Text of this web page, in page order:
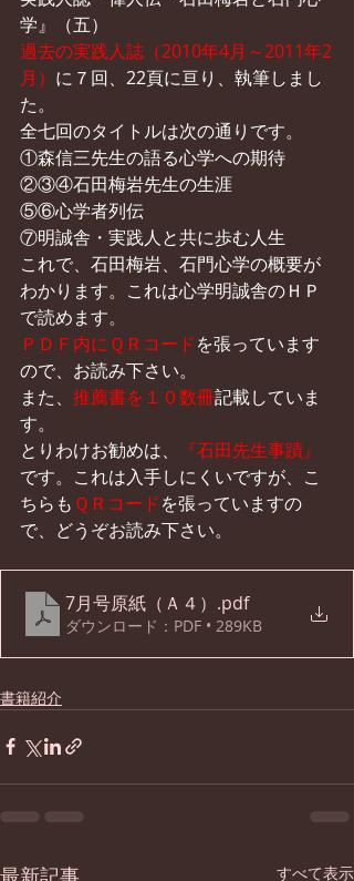
学』（五）
過去の実践人誌（2010年4月～2011年2
月） に７回、22頁に亘り、執筆しまし
た。
全七回のタイトルは次の通りです。
①森信三先生の語る心学への期待
②③④石田梅岩先生の生涯
⑤⑥心学者列伝
⑦明誠舎・実践人と共に歩む人生
これで、石田梅岩、石門心学の概要が
わかります。これは心学明誠舎のＨＰ
で読めます。
ＰＤＦ内にＱＲコードを張っています
ので、お読み下さい。
また、 推薦書を１０数冊記載していま
す。
とりわけお勧めは、
『石田先生事蹟』
です。これは入手しにくいですが、こ
ちらも ＱＲコードを張っていますの
で、どうぞお読み下さい。
7月号原紙（Ａ４） .pdf
ダウンロード：PDF • 289KB
書籍紹介
最新記事 すべて表示